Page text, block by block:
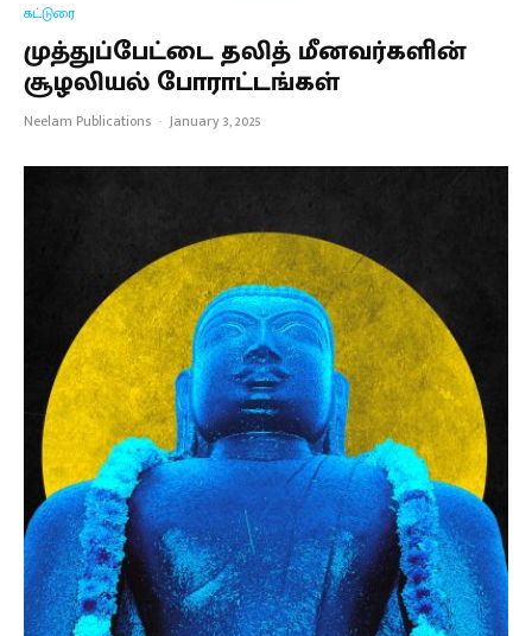
கட்டுரை
முத்துப்பேட்டை தலித் மீனவர்களின்
சூழலியல் போராட்டங்கள்
Neelam Publications · January 3, 2025